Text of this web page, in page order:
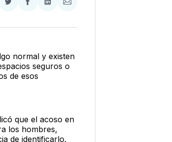
Compartir
Twitter
Compartir
Facebook
Compartir
LinkedIn
Compartir
Email
normal y existen
seguros o
de esos
que el acoso en
los hombres,
de identificarlo.